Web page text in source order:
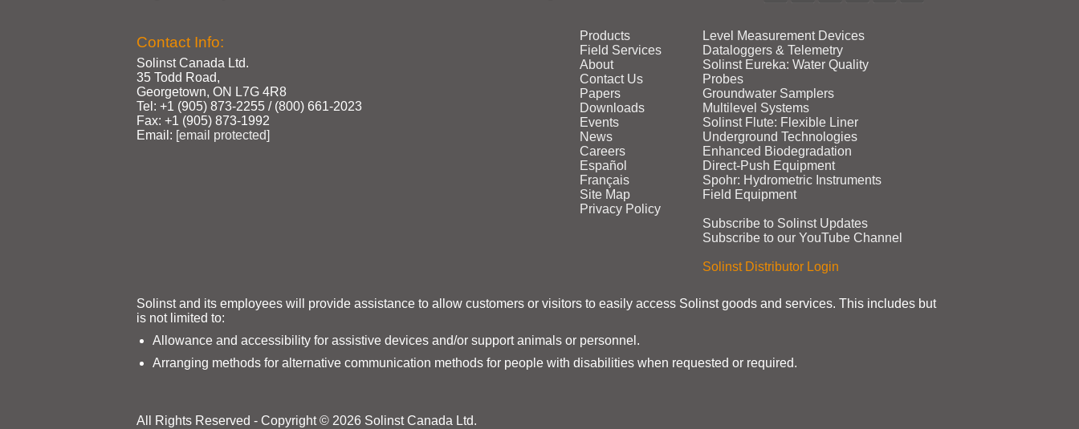
Contact Info:
Solinst Canada Ltd.
35 Todd Road,
Georgetown, ON L7G 4R8
Tel: +1 (905) 873‑2255 / (800) 661‑2023
Fax: +1 (905) 873‑1992
Email: [email protected]
Products
Field Services
About
Contact Us
Papers
Downloads
Events
News
Careers
Español
Français
Site Map
Privacy Policy
Level Measurement Devices
Dataloggers & Telemetry
Solinst Eureka: Water Quality
Probes
Groundwater Samplers
Multilevel Systems
Solinst Flute: Flexible Liner
Underground Technologies
Enhanced Biodegradation
Direct‑Push Equipment
Spohr: Hydrometric Instruments
Field Equipment
Subscribe to Solinst Updates
Subscribe to our YouTube Channel
Solinst Distributor Login
Solinst and its employees will provide assistance to allow customers or visitors to easily access Solinst goods and services. This includes but
is not limited to:
Allowance and accessibility for assistive devices and/or support animals or personnel.
Arranging methods for alternative communication methods for people with disabilities when requested or required.
All Rights Reserved - Copyright © 2026 Solinst Canada Ltd.